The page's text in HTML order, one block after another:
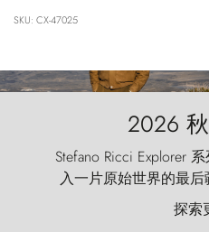
SKU: CX-47025
2026
Stefano Ricci Explorer
入一片原始世界的最
以远古的怒号雕琢着
del Paine）则宛如石
探索